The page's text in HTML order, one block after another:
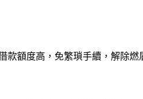
款額度高，免繁瑣手續，解除燃